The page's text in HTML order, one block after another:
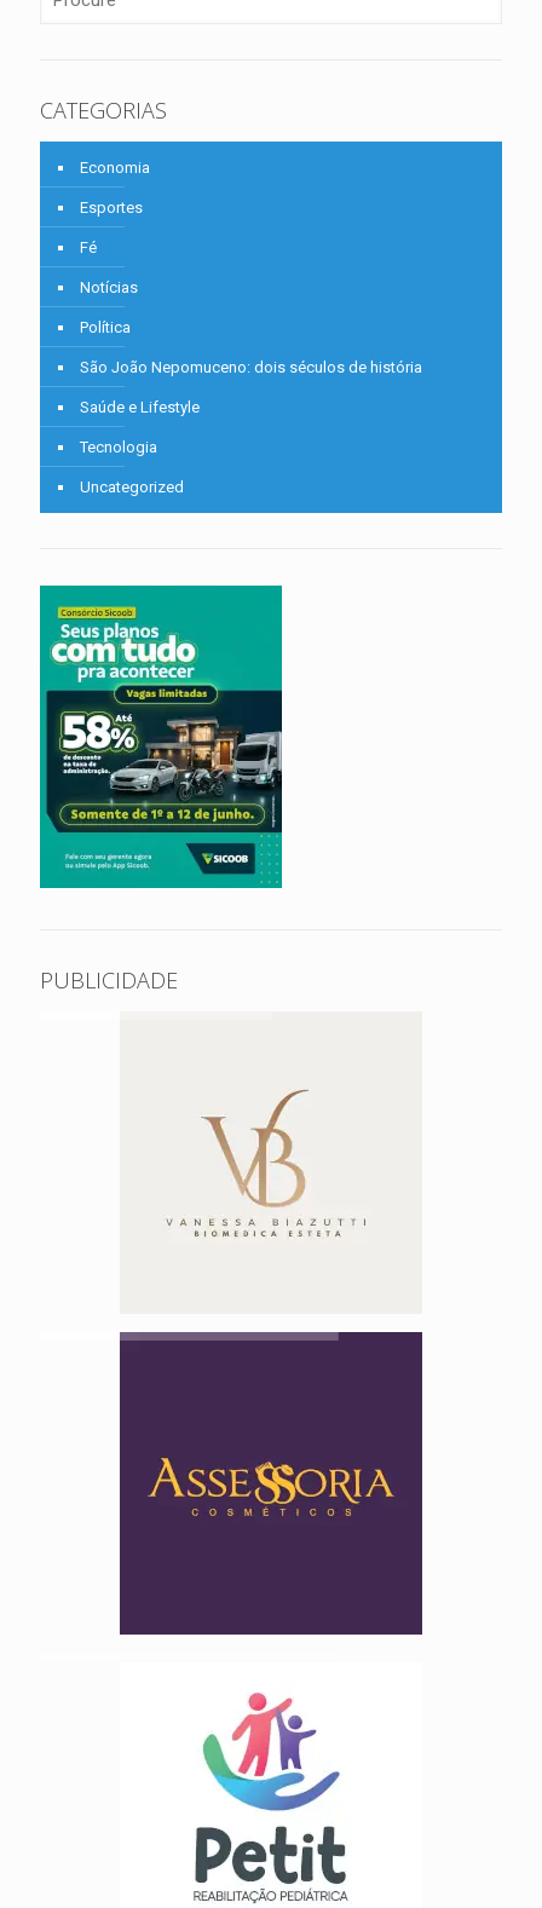
CATEGORIAS
Economia
Esportes
Fé
Notícias
Política
São João Nepomuceno: dois séculos de história
Saúde e Lifestyle
Tecnologia
Uncategorized
PUBLICIDADE